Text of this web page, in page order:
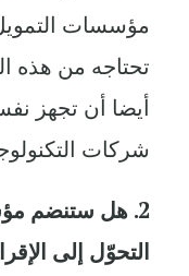
مؤسسات
تحتاجه من هذه
أيضا أن تجهز
شركات
2. هل ستنضم
التحوّل إلى